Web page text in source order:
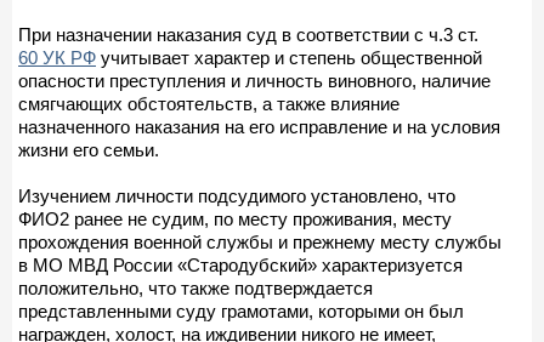
При назначении наказания суд в соответствии с ч.3 ст.
60 УК РФ учитывает характер и степень общественной
опасности преступления и личность виновного, наличие
смягчающих обстоятельств, а также влияние
назначенного наказания на его исправление и на условия
жизни его семьи.
Изучением личности подсудимого установлено, что
ФИО2 ранее не судим, по месту проживания, месту
прохождения военной службы и прежнему месту службы
в МО МВД России «Стародубский» характеризуется
положительно, что также подтверждается
представленными суду грамотами, которыми он был
награжден, холост, на иждивении никого не имеет,